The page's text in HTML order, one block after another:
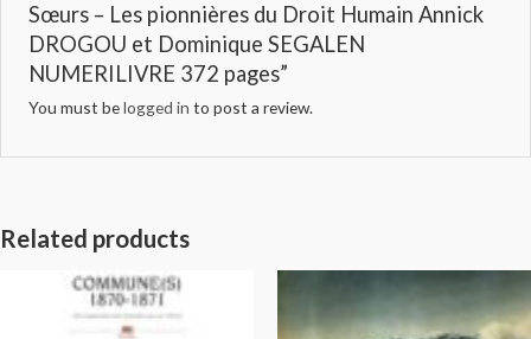
Sœurs – Les pionnières du Droit Humain Annick
DROGOU et Dominique SEGALEN
NUMERILIVRE 372 pages”
You must belogged in to post a review.
Related products